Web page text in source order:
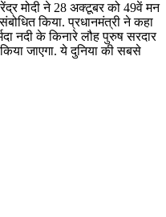
मोदी ने 28 अक्टूबर को 49वें मन
किया. प्रधानमंत्री ने कहा
नदी के किनारे लौह पुरुष सरदार
जाएगा. ये दुनिया की सबसे